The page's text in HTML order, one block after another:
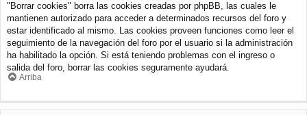
"Borrar cookies" borra las cookies creadas por phpBB, las cuales le
mantienen autorizado para acceder a determinados recursos del foro y
estar identificado al mismo. Las cookies proveen funciones como leer el
seguimiento de la navegación del foro por el usuario si la administración
ha habilitado la opción. Si está teniendo problemas con el ingreso o
salida del foro, borrar las cookies seguramente ayudará.
Arriba